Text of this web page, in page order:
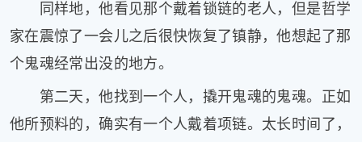
同样地，他看见那个戴着锁链的老人，但是哲学
家在震惊了一会儿之后很快恢复了镇静，他想起了那
个鬼魂经常出没的地方。
第二天，他找到一个人，撬开鬼魂的鬼魂。正如
他所预料的，确实有一个人戴着项链。太长时间了，